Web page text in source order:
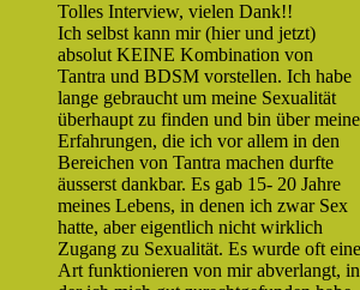
Tolles Interview, vielen Dank!!
Ich selbst kann mir (hier und jetzt)
absolut KEINE Kombination von
Tantra und BDSM vorstellen. Ich habe
lange gebraucht um meine Sexualität
überhaupt zu finden und bin über meine
Erfahrungen, die ich vor allem in den
Bereichen von Tantra machen durfte
äusserst dankbar. Es gab 15- 20 Jahre
meines Lebens, in denen ich zwar Sex
hatte, aber eigentlich nicht wirklich
Zugang zu Sexualität. Es wurde oft eine
Art funktionieren von mir abverlangt, in